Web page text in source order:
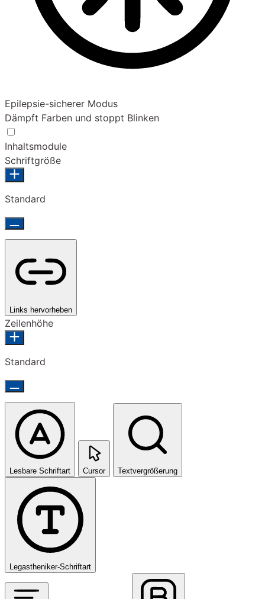
Epilepsie-sicherer Modus
Dämpft Farben und stoppt Blinken
Inhaltsmodule
Schriftgröße
Standard
Links hervorheben
Zeilenhöhe
Standard
Lesbare Schriftart Cursor Textvergrößerung
Legastheniker-Schriftart